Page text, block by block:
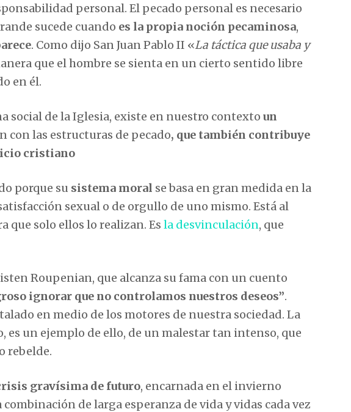
personal. El pecado personal es necesario
sucede cuando es la propia noción pecaminosa,
. Como dijo San Juan Pablo II «La táctica que usaba y
que el hombre se sienta en un cierto sentido libre
en él.
social de la Iglesia, existe en nuestro contexto un
con las estructuras de pecado, que también contribuye
cristiano
porque su sistema moral se basa en gran medida en la
sexual o de orgullo de uno mismo. Está al
que solo ellos lo realizan. Es la desvinculación, que
Roupenian, que alcanza su fama con un cuento
ignorar que no controlamos nuestros deseos”.
en medio de los motores de nuestra sociedad. La
es un ejemplo de ello, de un malestar tan intenso, que
rebelde.
gravísima de futuro, encarnada en el invierno
de larga esperanza de vida y vidas cada vez